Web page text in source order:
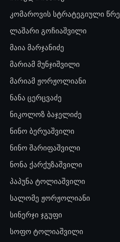
კომაროვის სტრატეგიული წრე
ლაშარი გოჩიაშვილი
მაია მარჯანიძე
მარიამ მუნჯიშვილი
მარიამ ჟორჟოლიანი
ნანა ცერცვაძე
ნიკოლოზ ბაჯელიძე
ნინო ბერუაშვილი
ნინო შარიფაშვილი
ნონა ქარქუზაშვილი
პაპუნა ტოლიაშვილი
სალომე ჟორჟოლიანი
სინერჯი ჯგუფი
სოფო ტოლიაშვილი